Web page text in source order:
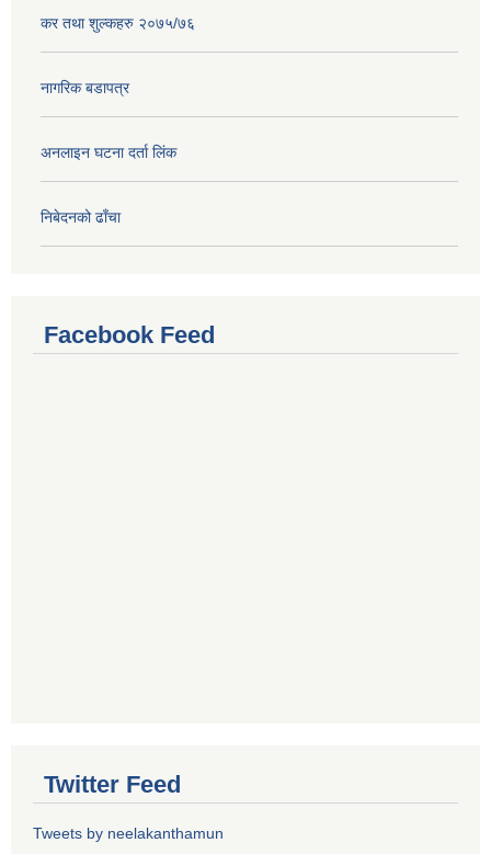
कर तथा शुल्कहरु २०७५/७६
नागरिक बडापत्र
अनलाइन घटना दर्ता लिंक
निबेदनको ढाँचा
Facebook Feed
Twitter Feed
Tweets by neelakanthamun